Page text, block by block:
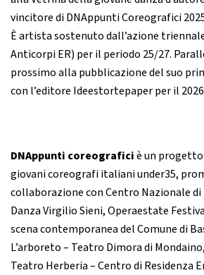
vincitore di DNAppunti Coreografici
È artista sostenuto dall’azione
Anticorpi ER) per il periodo 25/27.
prossimo alla pubblicazione del suo
con l’editore Ideestortepaper per il
DNAppunti coreograficiè un
giovani coreografi italiani under35,
collaborazione con Centro Nazionale
Danza Virgilio Sieni, Operaestate
scena contemporanea del Comune di
L’arboreto – Teatro Dimora di
Teatro Herberia – Centro di Residenza